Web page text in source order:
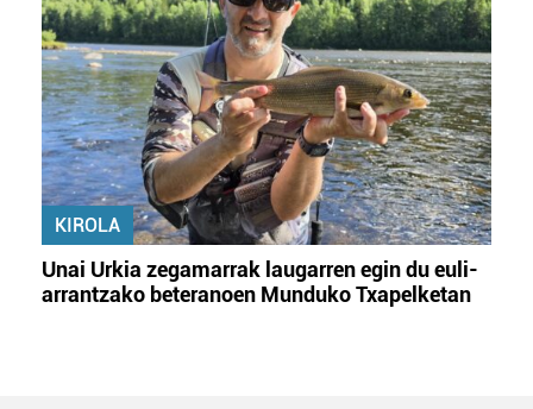
KIROLA
Unai Urkia zegamarrak laugarren egin du euli-
arrantzako beteranoen Munduko Txapelketan